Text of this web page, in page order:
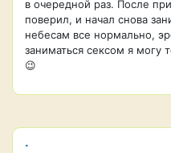
в очередной раз. После
поверил, и начал снова
небесам все нормально,
заниматься сексом я могу
😉
.